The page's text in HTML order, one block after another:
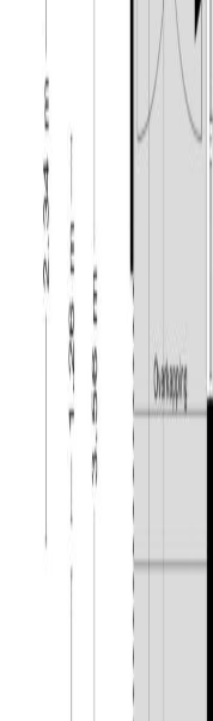
– gelegen nabij
dorpen, steden &
Goirle:
Is met ruim 20.000
ten zuiden van
winkelcentrum,
diverse winkels te
Koningsschild.
basisscholen, een
onderwijs aanwezig.
diverse
voetbalclubs (VOAB
(LTC) en meerdere
beoefend kunnen
Besouwhuis draagt
Hier zijn het hele
daarnaast
het cultureel
Tevens beschikt
hierbij aan de Regte
Gorp & Roovert.